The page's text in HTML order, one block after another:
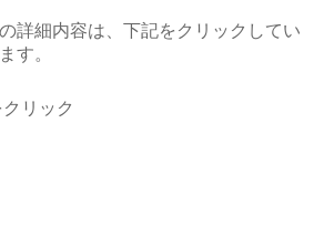
詳細内容は、下記をクリックしてい
す。
リック